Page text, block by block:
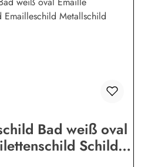
Bad weiß oval
Schild